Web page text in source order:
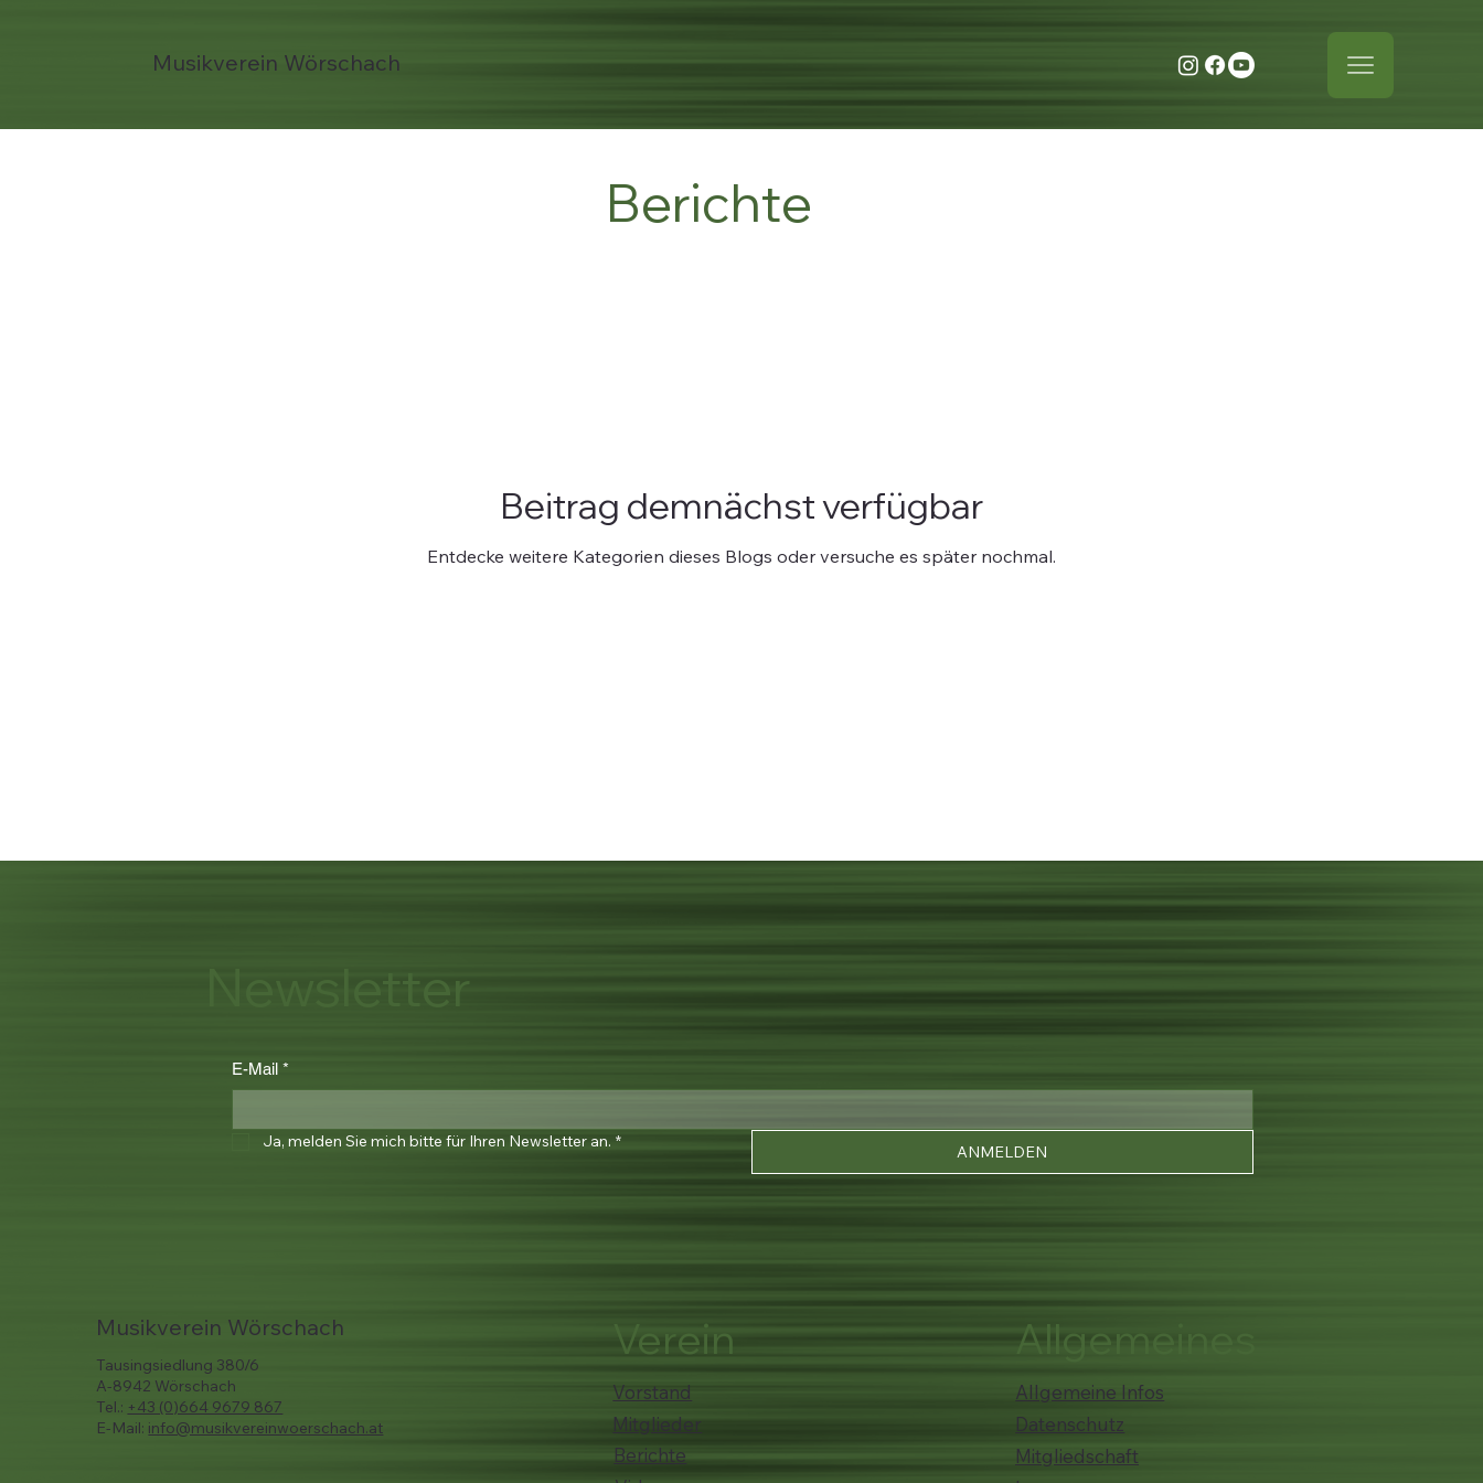
Musikverein Wörschach
Berichte
Beitrag demnächst verfügbar
Entdecke weitere Kategorien dieses Blogs oder versuche es später nochmal.
Newsletter
E-Mail *
Ja, melden Sie mich bitte für Ihren Newsletter an. *
ANMELDEN
Musikverein Wörschach
Tausingsiedlung 380/6
A-8942 Wörschach
Tel.: +43 (0)664 9679 867
E-Mail: info@musikvereinwoerschach.at
Verein
Vorstand
Mitglieder
Berichte
Allgemeines
Allgemeine Infos
Datenschutz
Mitgliedschaft